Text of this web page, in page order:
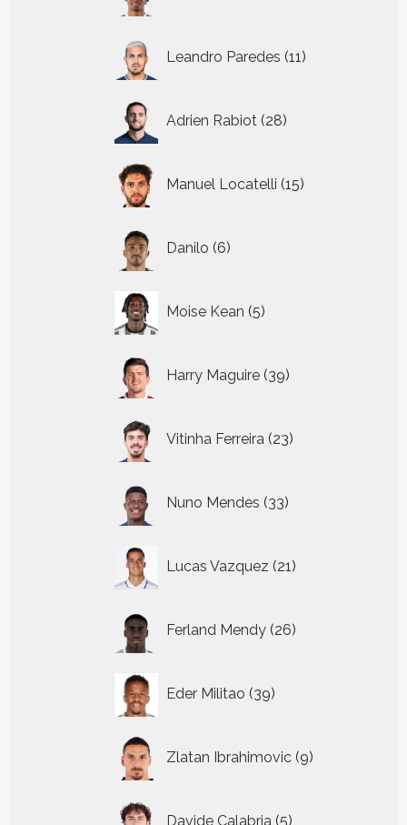
Leandro Paredes 11
producten
Adrien Rabiot 28
producten
Manuel Locatelli 15
producten
Danilo 6
producten
Moise Kean 5
producten
Harry Maguire 39
producten
Vitinha Ferreira 23
producten
Nuno Mendes 33
producten
Lucas Vazquez 21
producten
Ferland Mendy 26
producten
Eder Militao 39
producten
Zlatan Ibrahimovic 9
producten
Davide Calabria 5